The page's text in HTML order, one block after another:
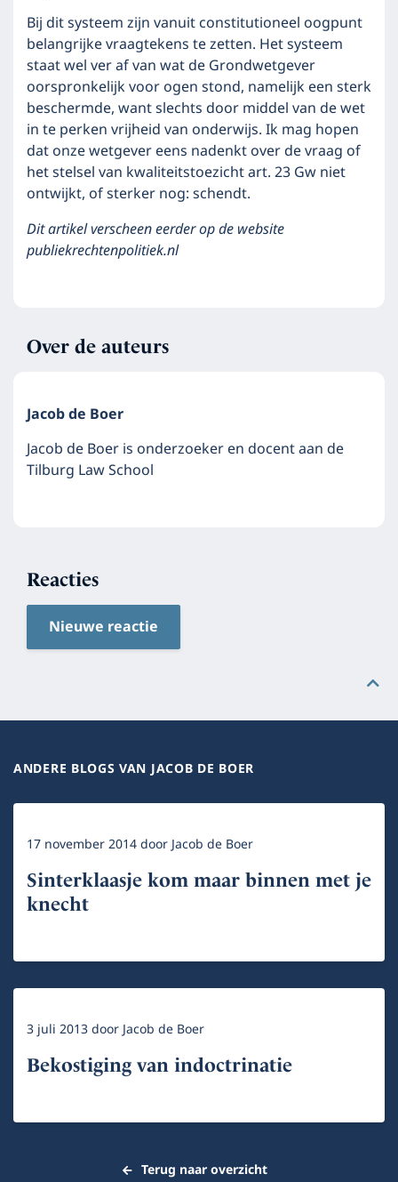
Bij dit systeem zijn vanuit constitutioneel oogpunt
belangrijke vraagtekens te zetten. Het systeem
staat wel ver af van wat de Grondwetgever
oorspronkelijk voor ogen stond, namelijk een sterk
beschermde, want slechts door middel van de wet
in te perken vrijheid van onderwijs. Ik mag hopen
dat onze wetgever eens nadenkt over de vraag of
het stelsel van kwaliteitstoezicht art. 23 Gw niet
ontwijkt, of sterker nog: schendt.
Dit artikel verscheen eerder op de website
publiekrechtenpolitiek.nl
Over de auteurs
Jacob de Boer
Jacob de Boer is onderzoeker en docent aan de
Tilburg Law School
Reacties
Nieuwe reactie
ANDERE BLOGS VAN JACOB DE BOER
17 november 2014doorJacob de Boer
Sinterklaasje kom maar binnen met je
knecht
3 juli 2013doorJacob de Boer
Bekostiging van indoctrinatie
Terug naar overzicht